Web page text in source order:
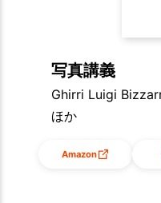
写真講義
Ghirri Luigi
ほか
Amazon